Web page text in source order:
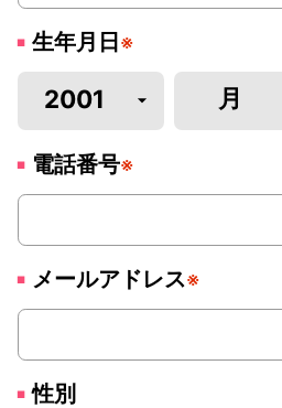
生年月日 ※
電話番号※
メールアドレス※
性別